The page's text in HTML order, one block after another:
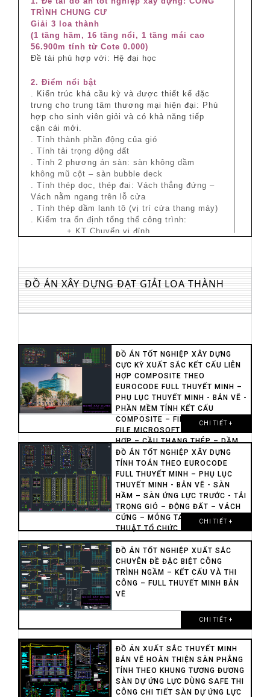
TRÌNH CHUNG CƯ
Giải 3 loa thành
(1 tầng hầm, 16 tầng nổi, 1 tầng mái cao
56.900m tính từ Cote 0.000)
Đề tài phù hợp với: Hệ đại học
2. Điểm nổi bật
. Kiến trúc khá cầu kỳ và được thiết kế đặc
trưng cho trung tâm thương mại hiện đại: Phù
hợp cho sinh viên giỏi và có khả năng tiếp
cận cái mới.
. Tính thành phần động của gió
. Tính tải trọng động đất
. Tính 2 phương án sàn: sàn không dầm
không mũ cột – sàn bubble deck
. Tính thép dọc, thép đai: Vách thẳng đứng –
Vách nằm ngang trên lỗ cửa
. Tính thép dầm lanh tô (vị trí cửa thang máy)
. Kiểm tra ổn định tổng thể công trình:
+ KT Chuyển vị đỉnh
+ KT dao động
. Phần thi công:
Thi công 2 phương án sàn
Quy trình thi công cụ thể có hình ảnh minh
họa rõ ràng sàn bubble deck
Việt Nam
2. Bài làm với khối lượng kiến thức rất lớn và
rất tốt
3. Đây là một đồ án được đánh giá rất cao từ
phía các thầy cô, và những người có chuyên
môn giỏi về xây dựng. Tác giả có sự tự học
hỏi rất cao, nghiên cứu các công trình thực tế
rất kỹ lưỡng và có kiến thức chuyên môn rất
ĐỒ ÁN XÂY DỰNG ĐẠT GIẢI LOA THÀNH
ĐỒ ÁN TỐT NGHIỆP XÂY DỰNG
CỰC KỲ XUẤT SẮC KẾT CẤU LIÊN
HỢP COMPOSITE THEO
EUROCODE FULL THUYẾT MINH –
PHỤ LỤC THUYẾT MINH - BẢN VẼ -
PHẦN MỀM TÍNH KẾT CẤU
COMPOSITE – FILE MATLAP –
FILE MICROSOFT VISIO SÀN LIÊN
HỢP – CẦU THANG THÉP – DẦM
LIÊN HỢP – CỘT LIÊN HỢP – BỂ
NƯỚC NGẦM BTCT – MÓNG CỌC
KHOAN NHỒI – MÓNG CỌC
BARRETE
CHI TIẾT +
ĐỒ ÁN TỐT NGHIỆP XÂY DỰNG
TÍNH TOÁN THEO EUROCODE
FULL THUYẾT MINH – PHỤ LỤC
THUYẾT MINH - BẢN VẼ - SÀN
HẦM – SÀN ỨNG LỰC TRƯỚC - TẢI
TRỌNG GIÓ – ĐỘNG ĐẤT – VÁCH
CỨNG – MÓNG TAM GIÁC – KỸ
THUẬT TỔ CHỨC THI CÔNG
CHI TIẾT +
ĐỒ ÁN TỐT NGHIỆP XUẤT SẮC
CHUYÊN ĐỀ ĐẶC BIỆT CÔNG
TRÌNH NGẦM – KẾT CẤU VÀ THI
CÔNG – FULL THUYẾT MINH BẢN
VẼ
CHI TIẾT +
ĐỒ ÁN XUẤT SẮC THUYẾT MINH
BẢN VẼ HOÀN THIỆN SÀN PHẲNG
TÍNH THEO KHUNG TƯƠNG ĐƯƠNG
SÀN DỰ ỨNG LỰC DÙNG SAFE THI
CÔNG CHI TIẾT SÀN DỰ ỨNG LỰC